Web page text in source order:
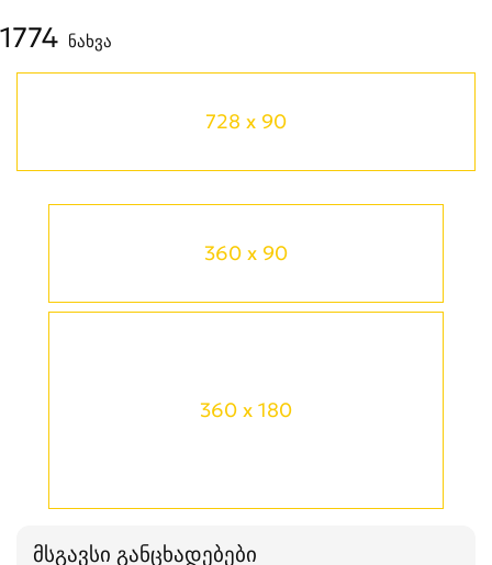
360 x 90
360 x 180
მსგავსი განცხადებები
1774 ნახვა
728 x 90